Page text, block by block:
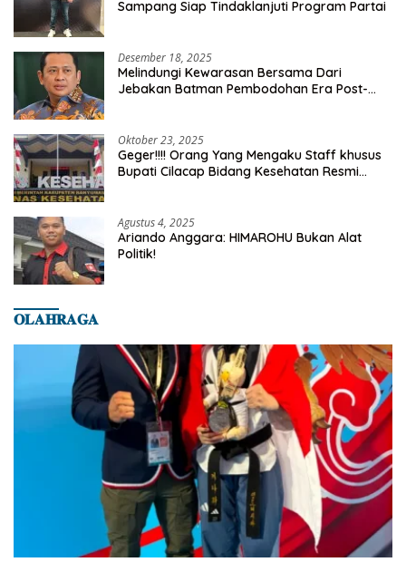
Sampang Siap Tindaklanjuti Program Partai
Desember 18, 2025
Melindungi Kewarasan Bersama Dari
Jebakan Batman Pembodohan Era Post-
Oktober 23, 2025
Geger!!!! Orang Yang Mengaku Staff khusus
Bupati Cilacap Bidang Kesehatan Resmi
Agustus 4, 2025
Ariando Anggara: HIMAROHU Bukan Alat
Politik!
𝐎𝐋𝐀𝐇𝐑𝐀𝐆𝐀